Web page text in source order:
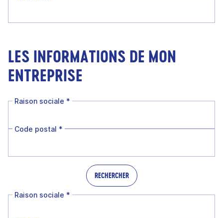
LES INFORMATIONS DE MON
ENTREPRISE
Raison sociale *
Code postal *
RECHERCHER
Raison sociale *